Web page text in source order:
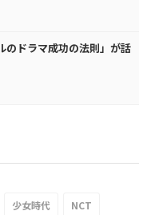
のドラマ成功の法則」が話
少女時代 NCT